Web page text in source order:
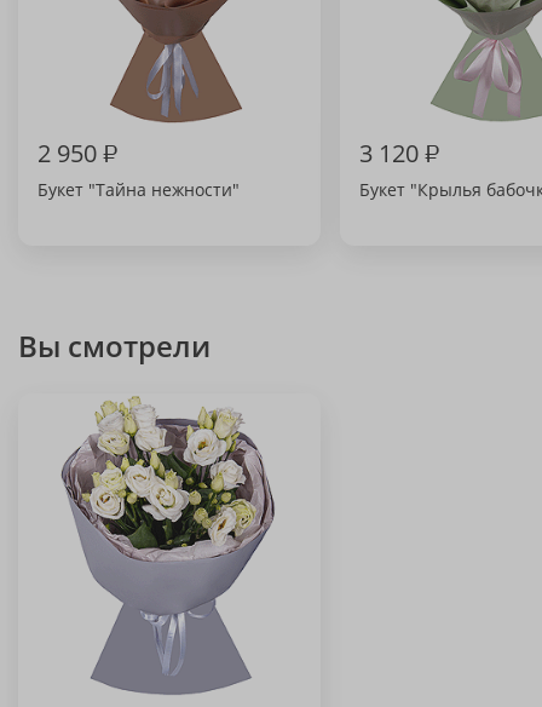
2 950₽
Букет "Тайна нежности"
3 120₽
Букет "Крылья
Вы смотрели